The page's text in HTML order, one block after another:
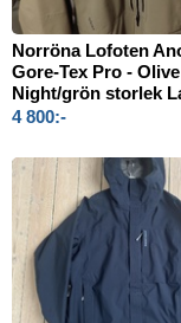
Norröna Lofoten
Gore-Tex Pro - Olive
Night/grön storlek
4 800:-